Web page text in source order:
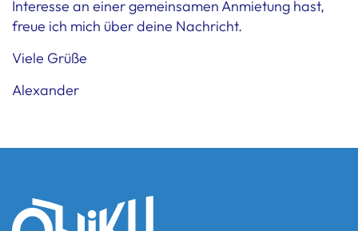
Interesse an einer gemeinsamen Anmietung hast,
freue ich mich über deine Nachricht.
Viele Grüße
Alexander